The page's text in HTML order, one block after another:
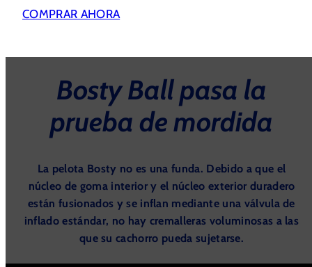
COMPRAR AHORA
Bosty Ball pasa la
prueba de mordida
La pelota Bosty no es una funda. Debido a que el
núcleo de goma interior y el núcleo exterior duradero
están fusionados y se inflan mediante una válvula de
inflado estándar, no hay cremalleras voluminosas a las
que su cachorro pueda sujetarse.